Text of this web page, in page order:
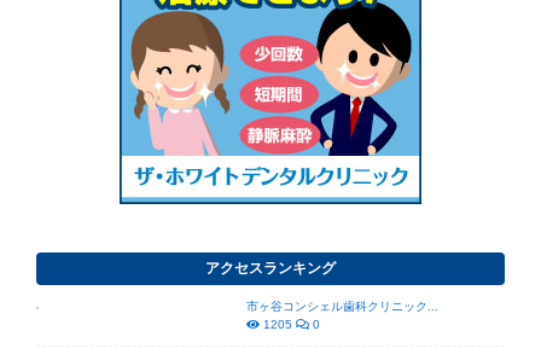
アクセスランキング
市ヶ谷コンシェル歯科クリニック...
1205
0